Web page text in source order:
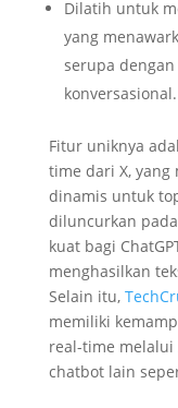
Dilatih untuk
yang
serupa dengan
konversasional.
Fitur uniknya
time dari X,
dinamis untuk
diluncurkan
kuat bagi
menghasilkan
Selain itu,
memiliki
real-time melalui
chatbot lain